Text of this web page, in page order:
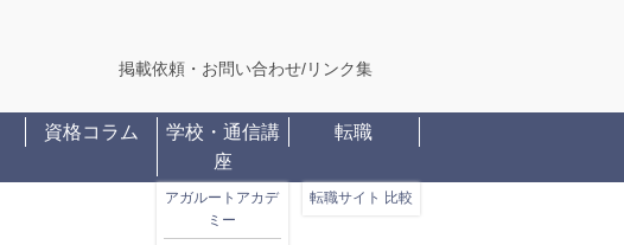
掲載依頼・お問い合わせ/リンク集
資格コラム
学校・通信講
座
アガルートアカデ
ミー
転職
転職サイト 比較